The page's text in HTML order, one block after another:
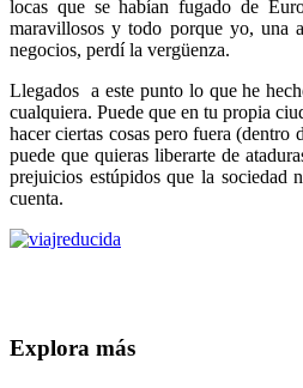
locas que se habían fugado de
maravillosos y todo porque yo, una
negocios, perdí la vergüenza.
Llegados a este punto lo que he
cualquiera. Puede que en tu propia
hacer ciertas cosas pero fuera (dentro
puede que quieras liberarte de
prejuicios estúpidos que la sociedad
cuenta.
Explora más